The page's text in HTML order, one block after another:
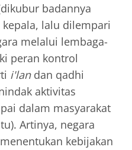
badannya
lalu dilempari
melalui lembaga-
peran kontrol
i'landan qadhi
aktivitas
dalam masyarakat
Artinya, negara
kebijakan